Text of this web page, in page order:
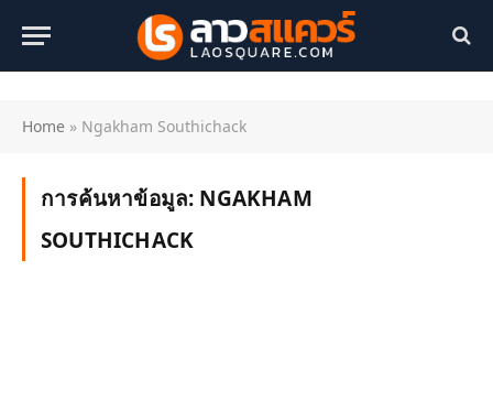
Home » Ngakham Southichack
การค้นหาข้อมูล: NGAKHAM
SOUTHICHACK